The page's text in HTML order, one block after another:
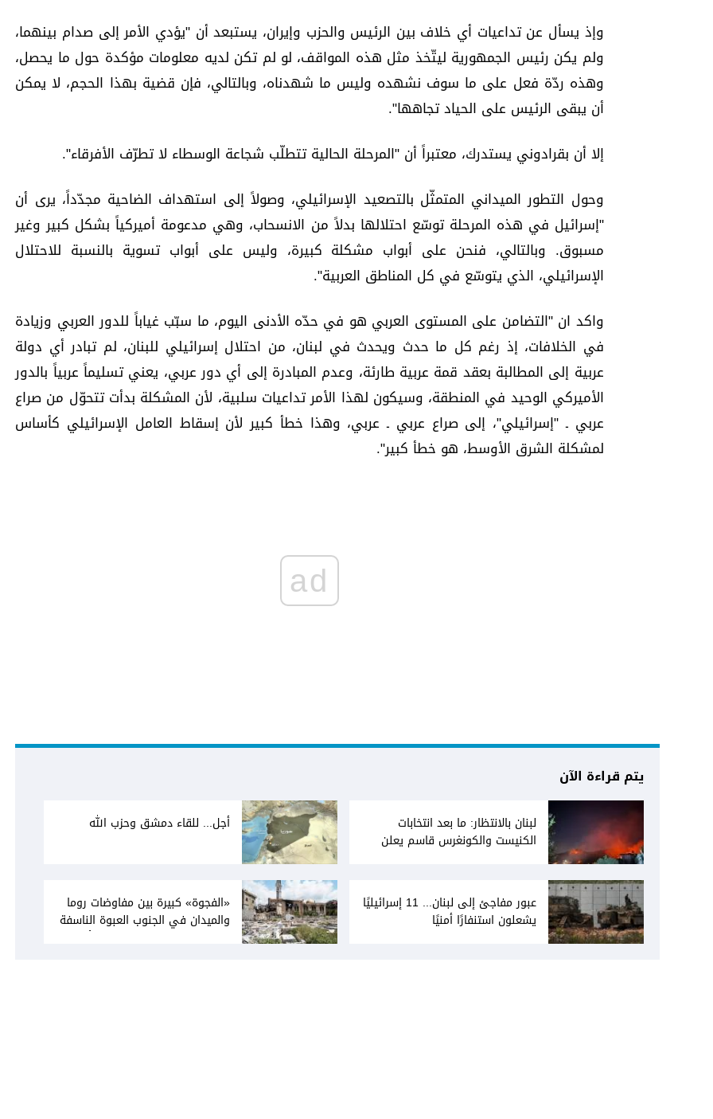
وإذ يسأل عن تداعيات أي خلاف بين الرئيس والحزب وإيران، يستبعد أن "يؤدي الأمر إلى صدام بينهما،
ولم يكن رئيس الجمهورية ليتّخذ مثل هذه المواقف، لو لم تكن لديه معلومات مؤكدة حول ما يحصل،
وهذه ردّة فعل على ما سوف نشهده وليس ما شهدناه، وبالتالي، فإن قضية بهذا الحجم، لا يمكن
أن يبقى الرئيس على الحياد تجاهها".
إلا أن بقرادوني يستدرك، معتبراً أن "المرحلة الحالية تتطلّب شجاعة الوسطاء لا تطرّف الأفرقاء".
وحول التطور الميداني المتمثّل بالتصعيد الإسرائيلي، وصولاً إلى استهداف الضاحية مجدّداً، يرى أن
"إسرائيل في هذه المرحلة توسّع احتلالها بدلاً من الانسحاب، وهي مدعومة أميركياً بشكل كبير وغير
مسبوق. وبالتالي، فنحن على أبواب مشكلة كبيرة، وليس على أبواب تسوية بالنسبة للاحتلال
الإسرائيلي، الذي يتوسّع في كل المناطق العربية".
واكد ان "التضامن على المستوى العربي هو في حدّه الأدنى اليوم، ما سبّب غياباً للدور العربي وزيادة
في الخلافات، إذ رغم كل ما حدث ويحدث في لبنان، من احتلال إسرائيلي للبنان، لم تبادر أي دولة
عربية إلى المطالبة بعقد قمة عربية طارئة، وعدم المبادرة إلى أي دور عربي، يعني تسليماً عربياً بالدور
الأميركي الوحيد في المنطقة، وسيكون لهذا الأمر تداعيات سلبية، لأن المشكلة بدأت تتحوّل من صراع
عربي ـ "إسرائيلي"، إلى صراع عربي ـ عربي، وهذا خطأ كبير لأن إسقاط العامل الإسرائيلي كأساس
لمشكلة الشرق الأوسط، هو خطأ كبير".
ad
يتم قراءة الآن
لبنان بالانتظار: ما بعد انتخابات
الكنيست والكونغرس قاسم يعلن
أجل... للقاء دمشق وحزب الله
عبور مفاجئ إلى لبنان... 11 إسرائيليًا
يشعلون استنفارًا أمنيًا
«الفجوة» كبيرة بين مفاوضات روما
والميدان في الجنوب العبوة الناسفة
في مجدل زون «رسالة» في أكثر من